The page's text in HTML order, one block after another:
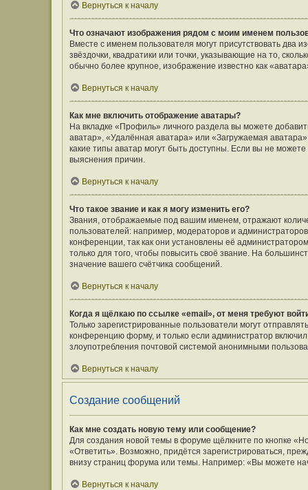
Вернуться к началу
Что означают изображения рядом с моим именем
Вместе с именем пользователя могут присутствовать
звёздочки, квадратики или точки, указывающие на то,
обычно более крупное, изображение известно как
Вернуться к началу
Как мне включить отображение аватары?
На вкладке «Профиль» личного раздела вы можете
аватар», «Удалённая аватара» или «Загружаемая
какие типы аватар могут быть доступны. Если вы не
выяснения причин.
Вернуться к началу
Что такое звание и как я могу изменить его?
Звания, отображаемые под вашим именем, отражают
пользователей: например, модераторов и
конференции, так как они установлены её
только для того, чтобы повысить своё звание. На
значение вашего счётчика сообщений.
Вернуться к началу
Когда я щёлкаю по ссылке «email», от меня требуют
Только зарегистрированные пользователи могут
конференцию форму, и только если администратор
злоупотребления почтовой системой анонимными
Вернуться к началу
Создание сообщений
Как мне создать новую тему или сообщение?
Для создания новой темы в форуме щёлкните по кнопке
«Ответить». Возможно, придётся зарегистрироваться,
внизу страниц форума или темы. Например: «Вы можете
Вернуться к началу